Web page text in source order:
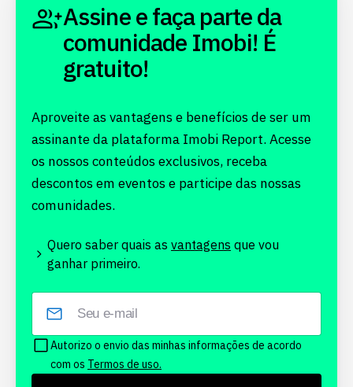
Assine e faça parte da
comunidade Imobi! É
gratuito!
Aproveite as vantagens e benefícios de ser um
assinante da plataforma Imobi Report. Acesse
os nossos conteúdos exclusivos, receba
descontos em eventos e participe das nossas
comunidades.
Quero saber quais as vantagens que vou
ganhar primeiro.
Autorizo o envio das minhas informações de acordo
com os Termos de uso.